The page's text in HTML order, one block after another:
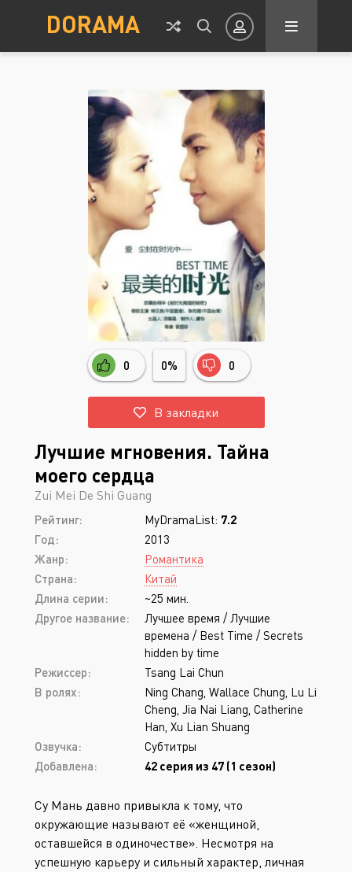
DORAMA
Авторизация
Запомнить
ВОЙТИ НА САЙТ
Регистрация Восстановить пароль
Или войти через
0 0% 0
В закладки
Лучшие мгновения. Тайна
моего сердца
Zui Mei De Shi Guang
Рейтинг: MyDramaList: 7.2
Год:
2013
Жанр:
Романтика
Страна:
Китай
Длина серии:
~25 мин.
Другое название:
Лучшее время / Лучшие
времена / Best Time / Secrets
hidden by time
Режиссер:
Tsang Lai Chun
В ролях:
Ning Chang, Wallace Chung, Lu Li
Cheng, Jia Nai Liang, Catherine
Han, Xu Lian Shuang
Озвучка:
Субтитры
Добавлена:
42 серия из 47 (1 сезон)
Су Мань давно привыкла к тому, что
окружающие называют её «женщиной,
оставшейся в одиночестве». Несмотря на
успешную карьеру и сильный характер, личная